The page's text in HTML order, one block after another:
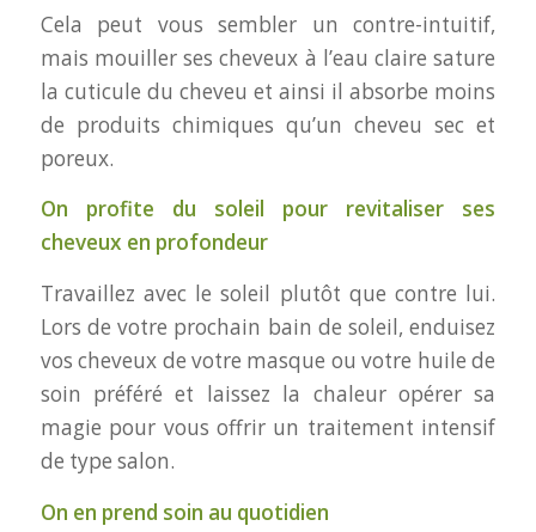
Cela peut vous sembler un contre-intuitif,
mais mouiller ses cheveux à l’eau claire sature
la cuticule du cheveu et ainsi il absorbe moins
de produits chimiques qu’un cheveu sec et
poreux.
On profite du soleil pour revitaliser ses
cheveux en profondeur
Travaillez avec le soleil plutôt que contre lui.
Lors de votre prochain bain de soleil, enduisez
vos cheveux de votre masque ou votre huile de
soin préféré et laissez la chaleur opérer sa
magie pour vous offrir un traitement intensif
de type salon.
On en prend soin au quotidien